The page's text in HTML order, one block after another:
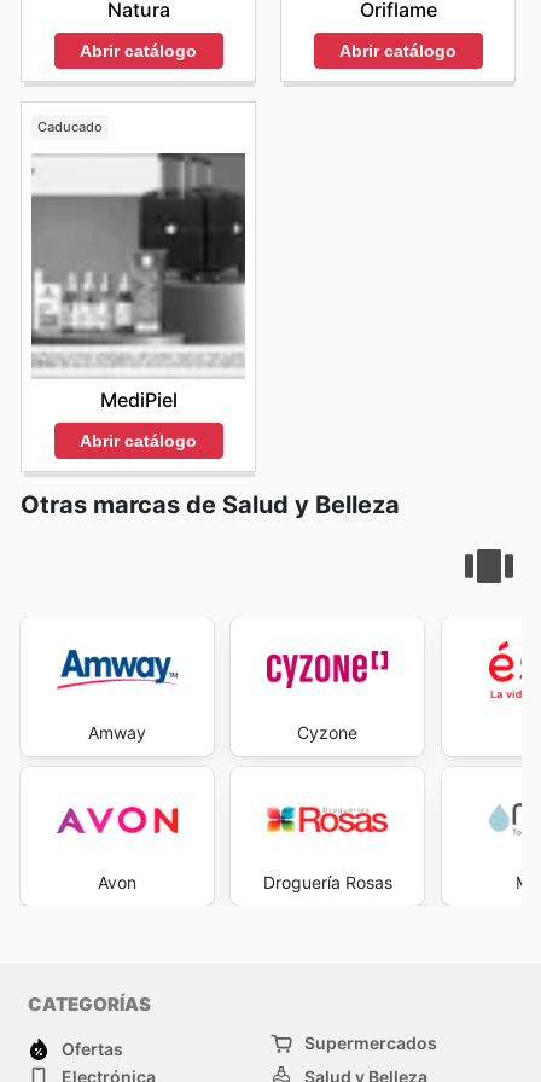
Natura
Abrir catálogo
Oriflame
Abrir catálogo
Caducado
MediPiel
Abrir catálogo
Otras marcas de Salud y Belleza
Amway
Avon
Cyzone
Droguería Rosas
CATEGORÍAS
Ofertas
Supermercados
Electrónica
Salud y Belleza